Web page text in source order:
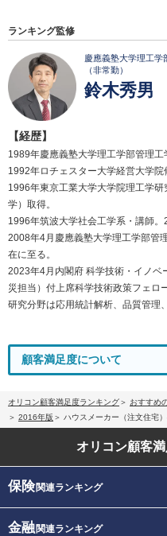
ランキング監修
慶應義塾大学理工学
（非常勤）
鈴木秀男
【経歴】
1989年慶應義塾大学理工学部管理工
1992年ロチェスター大学経営大学院
1996年東京工業大学大学院理工学
学）取得。
1996年筑波大学社会工学系・講師。
2008年4月慶應義塾大学理工学部管
在に至る。
2023年4月内閣府 科学技術・イノベ
災担当）付上席科学技術政策フェロ
研究分野は応用統計解析、品質管理
顧客満足度について
オリコン顧客満足度ランキング
おすすめ
2016年版
ハウスメーカー（注文住宅
オリコン顧客
保険関連ランキング
金融関連ランキング